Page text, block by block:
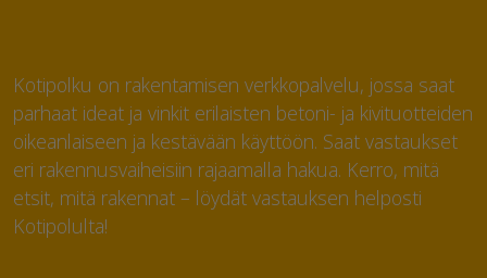
Kotipolku on rakentamisen verkkopalvelu, jossa saat
parhaat ideat ja vinkit erilaisten betoni- ja kivituotteiden
oikeanlaiseen ja kestävään käyttöön. Saat vastaukset
eri rakennusvaiheisiin rajaamalla hakua. Kerro, mitä
etsit, mitä rakennat – löydät vastauksen helposti
Kotipolulta!